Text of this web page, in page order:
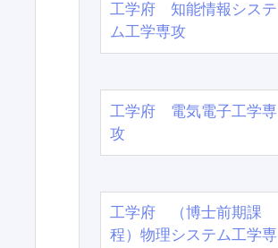
工学府 知能情報システ
ム工学専攻
工学府 電気電子工学専
攻
工学府 （博士前期課
程）物理システム工学専